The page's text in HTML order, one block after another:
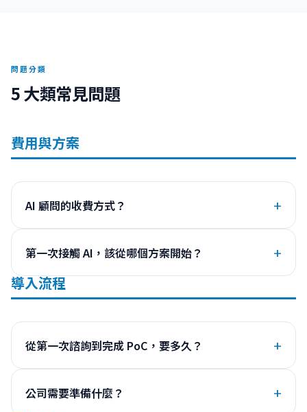
問題分類
5 大類常見問題
費用與方案
AI 顧問的收費方式？
第一次接觸 AI，該從哪個方案開始？
導入流程
從第一次諮詢到完成 PoC，要多久？
公司需要準備什麼？